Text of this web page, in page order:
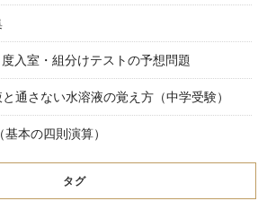
入室・組分けテストの予想問題
通さない水溶液の覚え方（中学受験）
本の四則演算）
タグ